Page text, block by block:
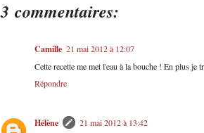
3 commentaires:
Camille 21 mai 2012 à 12:07
Cette recette me met l'eau à la bouche ! En plus je
Répondre
Hélène
21 mai 2012 à 13:42